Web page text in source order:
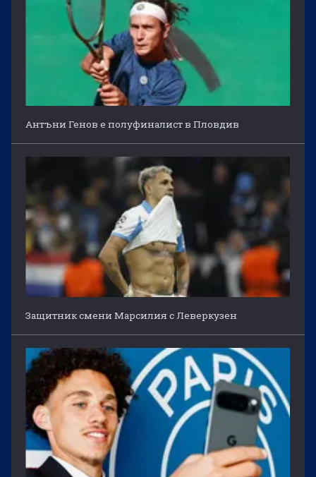
Антъни Генов е полуфиналист в Пловдив
Защитник смени Марсилия с Леверкузен